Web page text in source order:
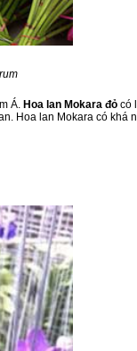
Á. Hoa lan Mokara đỏ có
Hoa lan Mokara có khá